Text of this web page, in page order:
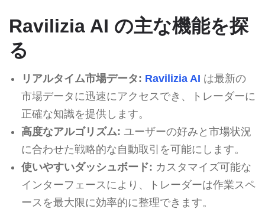
Ravilizia AI の主な機能を探
る
リアルタイム市場データ: Ravilizia AI は最新の
市場データに迅速にアクセスでき、トレーダーに
正確な知識を提供します。
高度なアルゴリズム: ユーザーの好みと市場状況
に合わせた戦略的な自動取引を可能にします。
使いやすいダッシュボード: カスタマイズ可能な
インターフェースにより、トレーダーは作業スペ
ースを最大限に効率的に整理できます。